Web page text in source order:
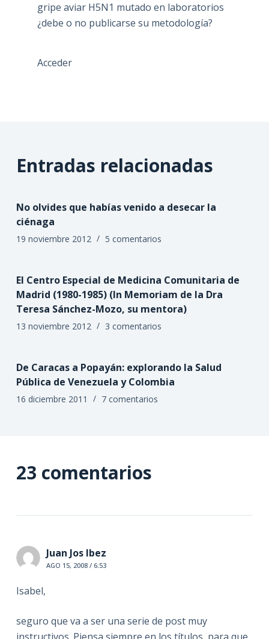
gripe aviar H5N1 mutado en laboratorios
¿debe o no publicarse su metodología?
Acceder
Entradas relacionadas
No olvides que habías venido a desecar la
ciénaga
19 noviembre 2012 5 comentarios
El Centro Especial de Medicina Comunitaria de
Madrid (1980-1985) (In Memoriam de la Dra
Teresa Sánchez-Mozo, su mentora)
13 noviembre 2012 3 comentarios
De Caracas a Popayán: explorando la Salud
Pública de Venezuela y Colombia
16 diciembre 2011 7 comentarios
23 comentarios
Juan Jos Ibez
AGO 15, 2008 / 6:53
Isabel,
seguro que va a ser una serie de post muy